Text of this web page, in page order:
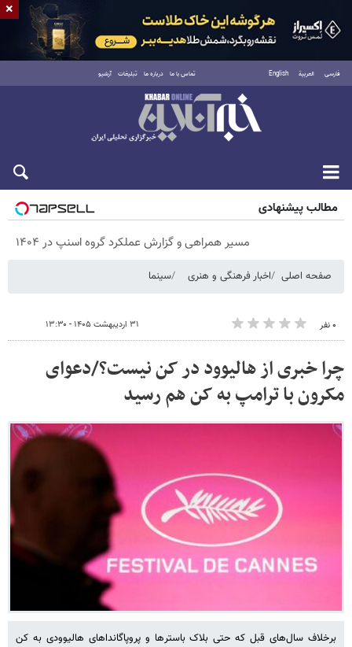
فارسی العربية English تماس با ما درباره ما تبلیغات آرشیو
شنبه ۱۷ مرداد ۱۴۰۵
مطالب پیشنهادی
مسیر همراهی و گزارش عملکرد گروه اسنپ در ۱۴۰۴
صفحه اصلی اخبار فرهنگی و هنری سینما
۰ نفر ۳۱ اردیبهشت ۱۴۰۵ - ۱۳:۳۰
چرا خبری از هالیوود در کن نیست؟/دعوای
مکرون با ترامپ به کن هم رسید
برخلاف سال‌های قبل که حتی بلاک باسترها و پروپاگانداهای هالیوودی به کن
×